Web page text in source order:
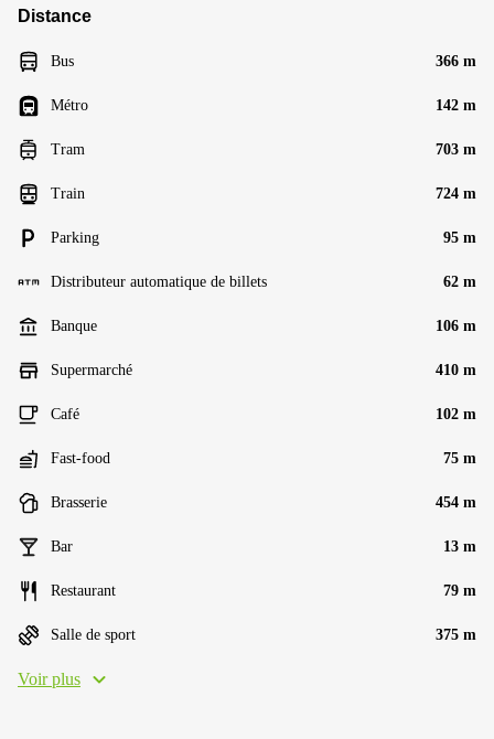
Distance
Bus 366 m
Métro 142 m
Tram 703 m
Train 724 m
Parking 95 m
Distributeur automatique de billets 62 m
Banque 106 m
Supermarché 410 m
Café 102 m
Fast-food 75 m
Brasserie 454 m
Bar 13 m
Restaurant 79 m
Salle de sport 375 m
Voir plus